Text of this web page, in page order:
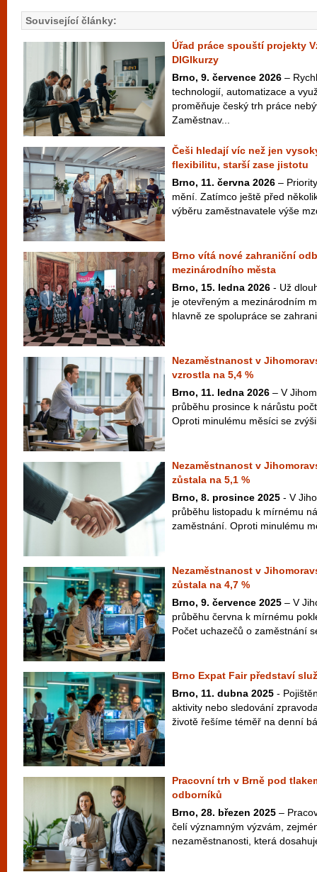
Související články:
Úřad práce spouští projekty
DIGIkurzy
Brno, 9. července 2026 –
technologií, automatizace a
proměňuje český trh práce
Zaměstnav...
Češi hledají víc než jen
flexibilitu, starší zase jistotu
Brno, 11. června 2026 –
mění. Zatímco ještě před
výběru zaměstnavatele výše
Brno vítá nové zahraniční
mezinárodního města
Brno, 15. ledna 2026 - Už
je otevřeným a mezinárodním
hlavně ze spolupráce se
Nezaměstnanost v
vzrostla na 5,4 %
Brno, 11. ledna 2026 – V
průběhu prosince k nárůstu
Oproti minulému měsíci se
Nezaměstnanost v
zůstala na 5,1 %
Brno, 8. prosince 2025 - V
průběhu listopadu k mírnému
zaměstnání. Oproti minulému
Nezaměstnanost v
zůstala na 4,7 %
Brno, 9. července 2025 – V
průběhu června k mírnému
Počet uchazečů o zaměstnání
Brno Expat Fair představí
Brno, 11. dubna 2025 -
aktivity nebo sledování
životě řešíme téměř na denní
Pracovní trh v Brně pod
odborníků
Brno, 28. březen 2025 –
čelí významným výzvám,
nezaměstnanosti, která